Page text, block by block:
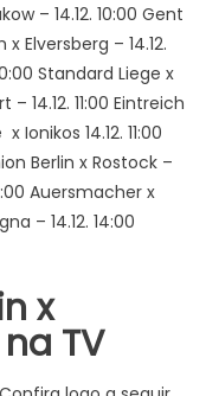
– 14.12. 10:00 Gent
Elversberg – 14.12.
Standard Liege x
– 14.12. 11:00 Eintreich
Ionikos 14.12. 11:00
Berlin x Rostock –
Auersmacher x
– 14.12. 14:00
x
na TV